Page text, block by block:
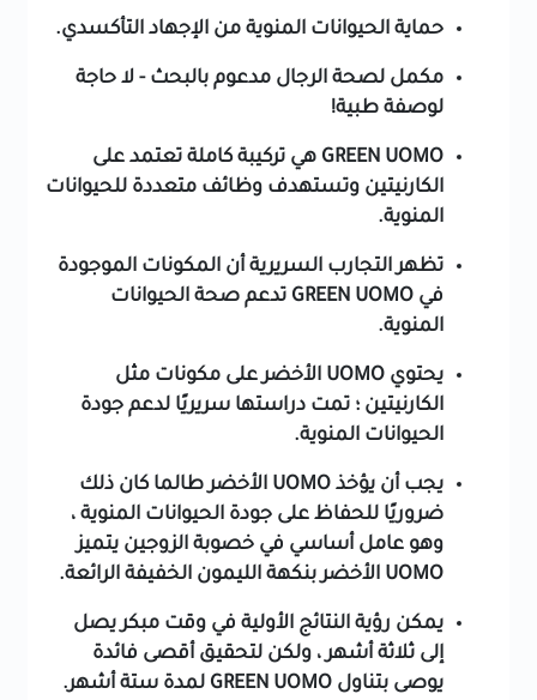
حماية الحيوانات المنوية من الإجهاد التأكسدي.
مكمل لصحة الرجال مدعوم بالبحث - لا حاجة
لوصفة طبية!
GREEN UOMO هي تركيبة كاملة تعتمد على
الكارنيتين وتستهدف وظائف متعددة للحيوانات
المنوية.
تظهر التجارب السريرية أن المكونات الموجودة
في GREEN UOMO تدعم صحة الحيوانات
المنوية.
يحتوي UOMO الأخضر على مكونات مثل
الكارنيتين ؛ تمت دراستها سريريًا لدعم جودة
الحيوانات المنوية.
يجب أن يؤخذ UOMO الأخضر طالما كان ذلك
ضروريًا للحفاظ على جودة الحيوانات المنوية ،
وهو عامل أساسي في خصوبة الزوجين يتميز
UOMO الأخضر بنكهة الليمون الخفيفة الرائعة.
يمكن رؤية النتائج الأولية في وقت مبكر يصل
إلى ثلاثة أشهر ، ولكن لتحقيق أقصى فائدة
يوصى بتناول GREEN UOMO لمدة ستة أشهر.